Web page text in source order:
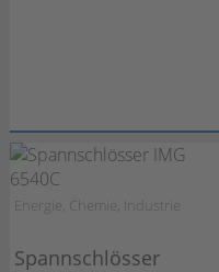
Energie, Chemie, Industrie
Spannschlösser